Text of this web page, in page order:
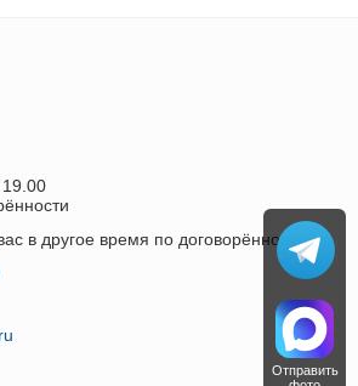
в другое время по договорённости.
Отправить